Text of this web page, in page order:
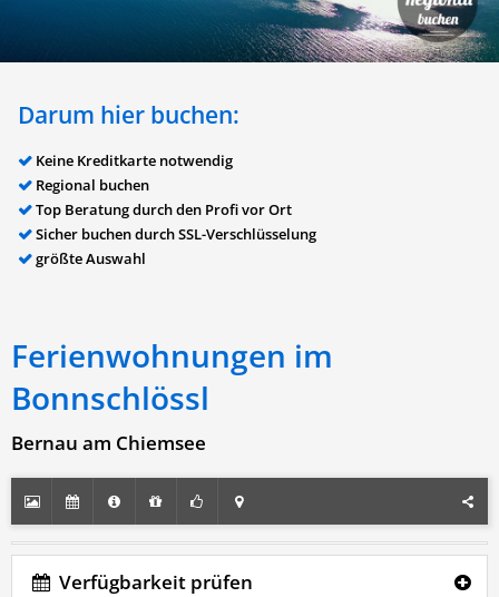
Darum hier buchen:
Keine Kreditkarte notwendig
Regional buchen
Top Beratung durch den Profi vor Ort
Sicher buchen durch SSL-Verschlüsselung
größte Auswahl
Ferienwohnungen im
Bonnschlössl
Bernau am Chiemsee
Verfügbarkeit prüfen